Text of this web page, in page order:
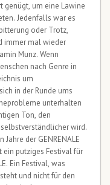
genügt, um eine Lawine
Jedenfalls war es
oder Trotz,
immer mal wieder
Munz. Wenn
nach Genre in
um
in der Runde ums
unterhalten
Ton, den
wird.
der GENRENALE
ein putziges Festival für
Ein Festival, was
und nicht für den